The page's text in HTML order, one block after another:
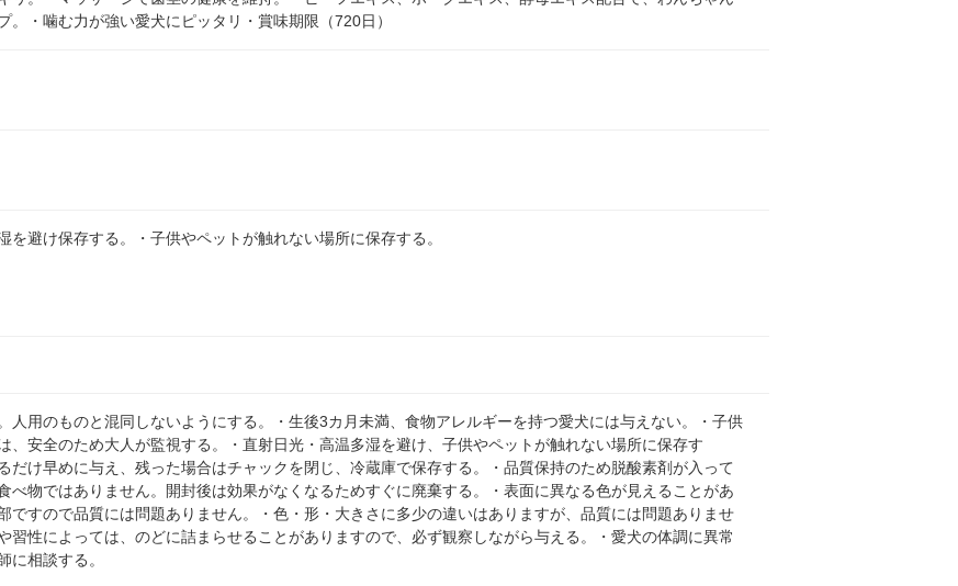
。・噛む力が強い愛犬にピッタリ・賞味期限（720日）
を避け保存する。・子供やペットが触れない場所に保存する。
人用のものと混同しないようにする。・生後3カ月未満、食物アレルギーを持つ愛犬には与えない。・子供
、安全のため大人が監視する。・直射日光・高温多湿を避け、子供やペットが触れない場所に保存す
だけ早めに与え、残った場合はチャックを閉じ、冷蔵庫で保存する。・品質保持のため脱酸素剤が入って
べ物ではありません。開封後は効果がなくなるためすぐに廃棄する。・表面に異なる色が見えることがあ
ですので品質には問題ありません。・色・形・大きさに多少の違いはありますが、品質には問題ありませ
習性によっては、のどに詰まらせることがありますので、必ず観察しながら与える。・愛犬の体調に異常
に相談する。